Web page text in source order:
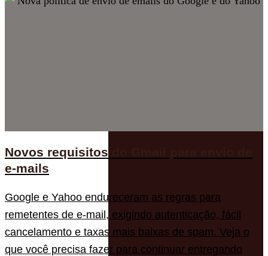
Novos requisitos do Gmail para envio de
e-mails
Google e Yahoo endureceram as regras para
remetentes de e-mail, exigindo autenticação, fácil
cancelamento e taxas mais baixas de spam. Veja o
que você precisa fazer para continuar entregando